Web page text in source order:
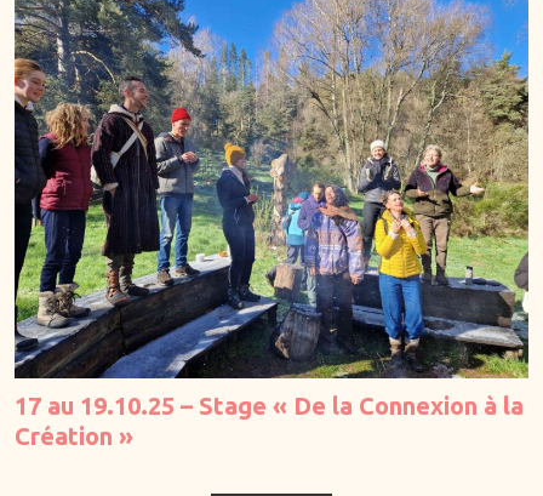
17 au 19.10.25 – Stage « De la Connexion à la
Création »